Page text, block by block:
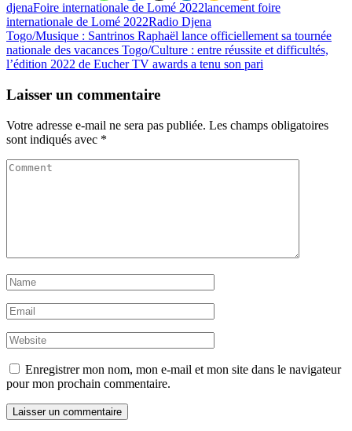
djenaFoire internationale de Lomé 2022lancement foire
internationale de Lomé 2022Radio Djena
Togo/Musique : Santrinos Raphaël lance officiellement sa tournée
nationale des vacances Togo/Culture : entre réussite et difficultés,
l’édition 2022 de Eucher TV awards a tenu son pari
Laisser un commentaire
Votre adresse e-mail ne sera pas publiée. Les champs obligatoires
sont indiqués avec *
Enregistrer mon nom, mon e-mail et mon site dans le navigateur
pour mon prochain commentaire.